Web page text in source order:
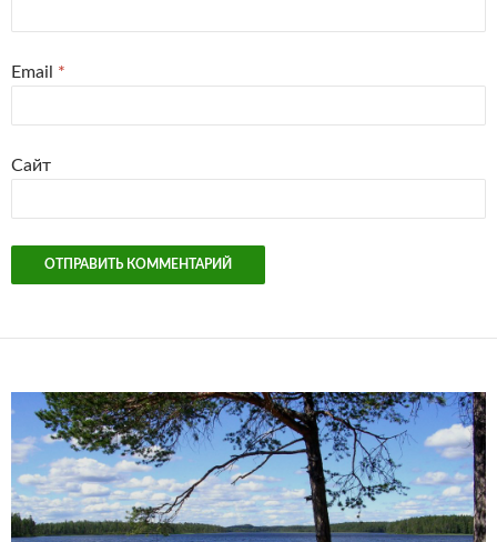
Email *
Сайт